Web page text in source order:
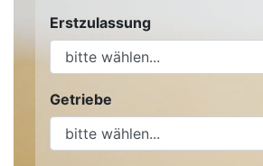
Erstzulassung
Getriebe